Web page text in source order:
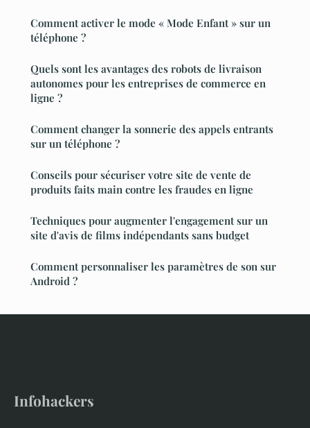
Comment activer le mode « Mode Enfant » sur un
téléphone ?
Quels sont les avantages des robots de livraison
autonomes pour les entreprises de commerce en
ligne ?
Comment changer la sonnerie des appels entrants
sur un téléphone ?
Conseils pour sécuriser votre site de vente de
produits faits main contre les fraudes en ligne
Techniques pour augmenter l'engagement sur un
site d'avis de films indépendants sans budget
Comment personnaliser les paramètres de son sur
Android ?
Infohackers